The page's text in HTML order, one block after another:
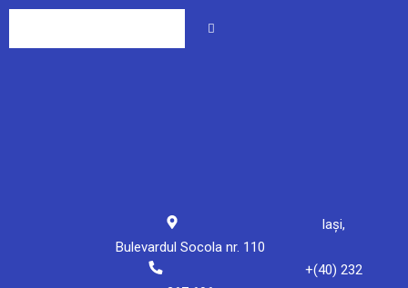
Iași,
Bulevardul Socola nr. 110
+(40) 232